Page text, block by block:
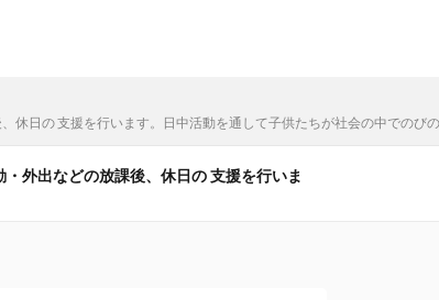
日の 支援を行います。日中活動を通して子供たちが社会の中での
外出などの放課後、休日の 支援を行いま